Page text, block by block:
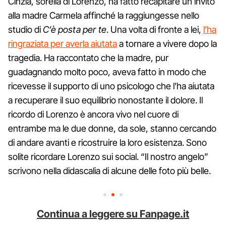
alla madre Carmela affinché la raggiungesse nello
studio diC’è posta per te. Una volta di fronte a lei, l’ha
ringraziata per averla aiutataa tornare a vivere dopo la
tragedia. Ha raccontato che la madre, pur
guadagnando molto poco, aveva fatto in modo che
ricevesse il supporto di uno psicologo che l’ha aiutata
a recuperare il suo equilibrio nonostante il dolore. Il
ricordo di Lorenzo è ancora vivo nel cuore di
entrambe ma le due donne, da sole, stanno cercando
di andare avanti e ricostruire la loro esistenza. Sono
solite ricordare Lorenzo sui social. “Il nostro angelo”
scrivono nella didascalia di alcune delle foto più belle.
Continua a leggere su Fanpage.it